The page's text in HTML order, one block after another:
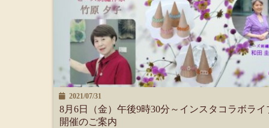
2021/07/31
8月6日（金）午後9時30分～インスタコラボライ
開催のご案内